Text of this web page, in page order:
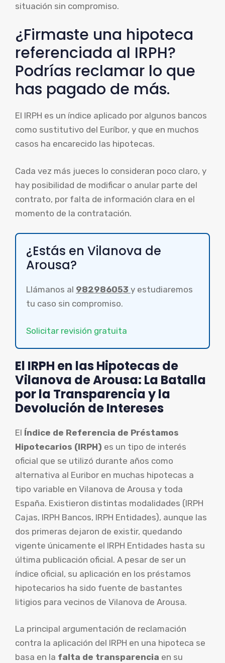
situación sin compromiso.
¿Firmaste una hipoteca
referenciada al IRPH?
Podrías reclamar lo que
has pagado de más.
El IRPH es un índice aplicado por algunos bancos
como sustitutivo del Euríbor, y que en muchos
casos ha encarecido las hipotecas.
Cada vez más jueces lo consideran poco claro, y
hay posibilidad de modificar o anular parte del
contrato, por falta de información clara en el
momento de la contratación.
¿Estás en Vilanova de
Arousa?
Llámanos al 982986053 y estudiaremos
tu caso sin compromiso.
Solicitar revisión gratuita
El IRPH en las Hipotecas de
Vilanova de Arousa: La Batalla
por la Transparencia y la
Devolución de Intereses
El Índice de Referencia de Préstamos
Hipotecarios (IRPH) es un tipo de interés
oficial que se utilizó durante años como
alternativa al Euribor en muchas hipotecas a
tipo variable en Vilanova de Arousa y toda
España. Existieron distintas modalidades (IRPH
Cajas, IRPH Bancos, IRPH Entidades), aunque las
dos primeras dejaron de existir, quedando
vigente únicamente el IRPH Entidades hasta su
última publicación oficial. A pesar de ser un
índice oficial, su aplicación en los préstamos
hipotecarios ha sido fuente de bastantes
litigios para vecinos de Vilanova de Arousa.
La principal argumentación de reclamación
contra la aplicación del IRPH en una hipoteca se
basa en la falta de transparencia en su